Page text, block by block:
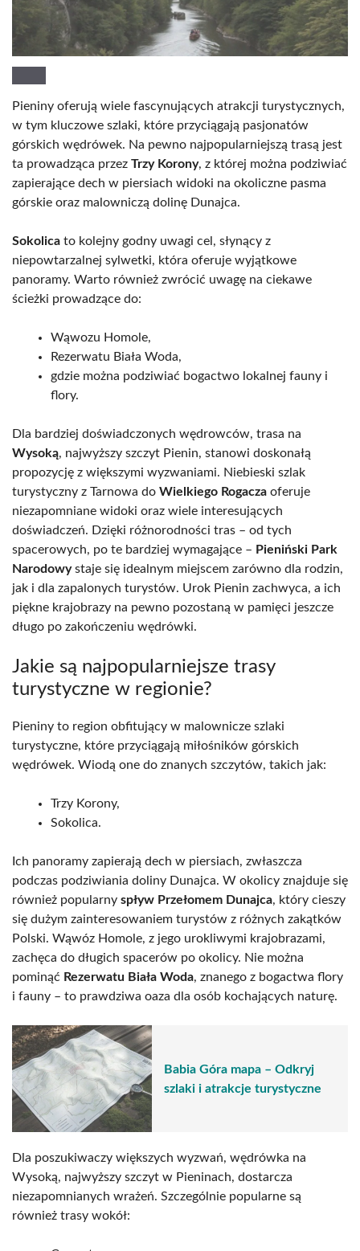
Pieniny oferują wiele fascynujących atrakcji turystycznych,
w tym kluczowe szlaki, które przyciągają pasjonatów
górskich wędrówek. Na pewno najpopularniejszą trasą jest
ta prowadząca przez Trzy Korony, z której można podziwiać
zapierające dech w piersiach widoki na okoliczne pasma
górskie oraz malowniczą dolinę Dunajca.
Sokolica to kolejny godny uwagi cel, słynący z
niepowtarzalnej sylwetki, która oferuje wyjątkowe
panoramy. Warto również zwrócić uwagę na ciekawe
ścieżki prowadzące do:
Wąwozu Homole,
Rezerwatu Biała Woda,
gdzie można podziwiać bogactwo lokalnej fauny i
flory.
Dla bardziej doświadczonych wędrowców, trasa na
Wysoką, najwyższy szczyt Pienin, stanowi doskonałą
propozycję z większymi wyzwaniami. Niebieski szlak
turystyczny z Tarnowa do Wielkiego Rogacza oferuje
niezapomniane widoki oraz wiele interesujących
doświadczeń. Dzięki różnorodności tras – od tych
spacerowych, po te bardziej wymagające – Pieniński Park
Narodowystaje się idealnym miejscem zarówno dla rodzin,
jak i dla zapalonych turystów. Urok Pienin zachwyca, a ich
piękne krajobrazy na pewno pozostaną w pamięci jeszcze
długo po zakończeniu wędrówki.
Jakie są najpopularniejsze trasy
turystyczne w regionie?
Pieniny to region obfitujący w malownicze szlaki
turystyczne, które przyciągają miłośników górskich
wędrówek. Wiodą one do znanych szczytów, takich jak:
Trzy Korony,
Sokolica.
Ich panoramy zapierają dech w piersiach, zwłaszcza
podczas podziwiania doliny Dunajca. W okolicy znajduje się
również popularny spływ Przełomem Dunajca, który cieszy
się dużym zainteresowaniem turystów z różnych zakątków
Polski. Wąwóz Homole, z jego urokliwymi krajobrazami,
zachęca do długich spacerów po okolicy. Nie można
pominąć Rezerwatu Biała Woda, znanego z bogactwa flory
i fauny – to prawdziwa oaza dla osób kochających naturę.
Babia Góra mapa – Odkryj
szlaki i atrakcje turystyczne
Dla poszukiwaczy większych wyzwań, wędrówka na
Wysoką, najwyższy szczyt w Pieninach, dostarcza
niezapomnianych wrażeń. Szczególnie popularne są
również trasy wokół: